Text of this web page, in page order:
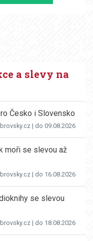
a slevy na
Česko i Slovensko
| do 09.08.2026
moři se slevou až
| do 16.08.2026
se slevou
| do 18.08.2026